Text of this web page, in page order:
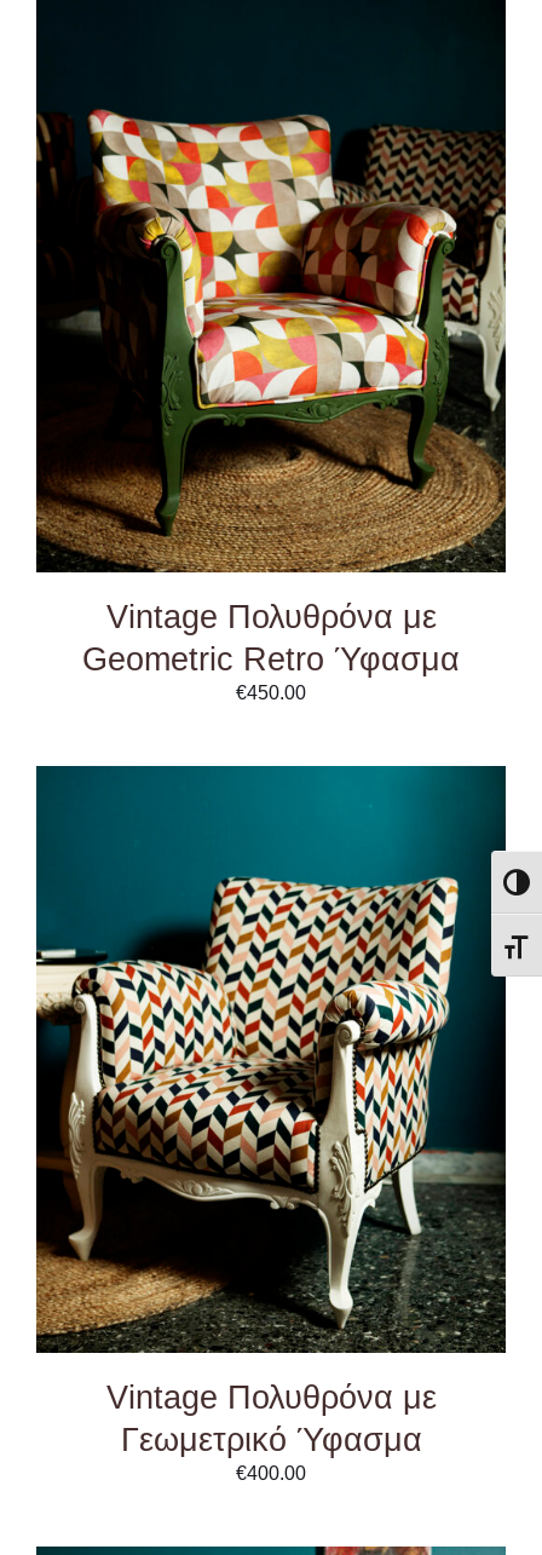
ADD TO CART
/
DETAILS
Vintage Πολυθρόνα με
Geometric Retro Ύφασμα
€450.00
ADD TO CART
/
DETAILS
Vintage Πολυθρόνα με
Γεωμετρικό Ύφασμα
€400.00